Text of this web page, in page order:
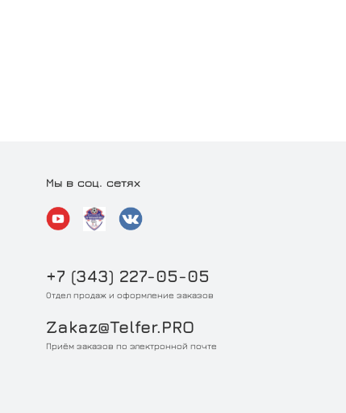
Мы в соц. сетях
+7 (343) 227-05-05
Отдел продаж и оформление заказов
Zakaz@Telfer.PRO
Приём заказов по электронной почте